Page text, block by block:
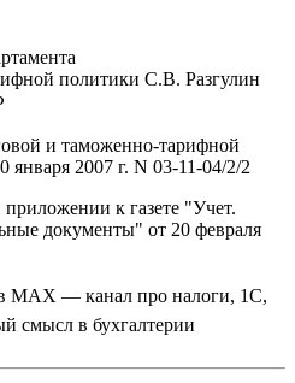
политики С.В. Разгулин
и таможенно-тарифной
2007 г. N 03-11-04/2/2
к газете "Учет.
документы" от 20 февраля
MAX — канал про налоги, 1С,
смысл в бухгалтерии